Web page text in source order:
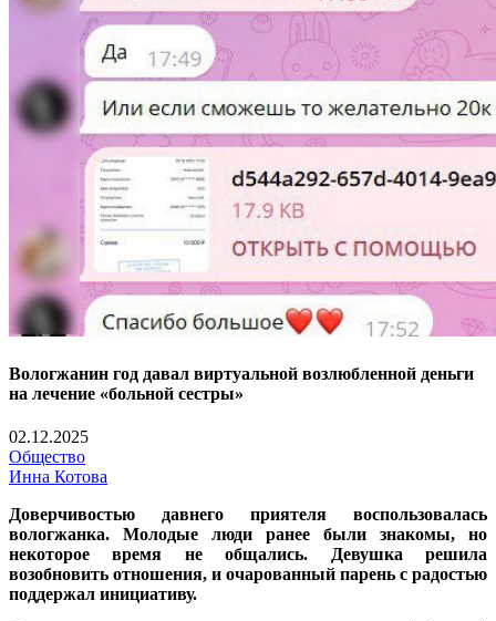
Вологжанин год давал виртуальной возлюбленной деньги
на лечение «больной сестры»
02.12.2025
Общество
Инна Котова
Доверчивостью давнего приятеля воспользовалась
вологжанка. Молодые люди ранее были знакомы, но
некоторое время не общались. Девушка решила
возобновить отношения, и очарованный парень с радостью
поддержал инициативу.